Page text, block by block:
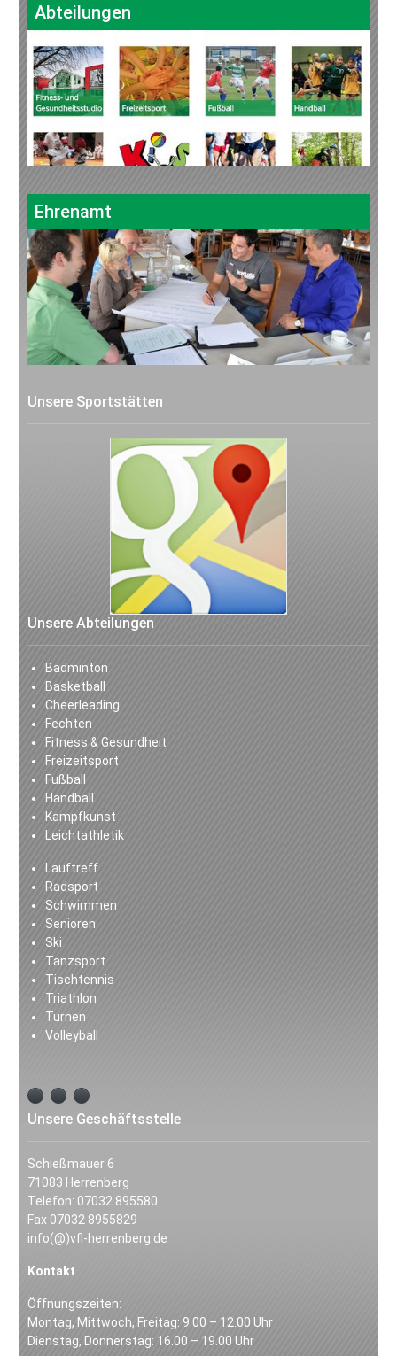
Abteilungen
Ehrenamt
Unsere Sportstätten
Unsere Abteilungen
Badminton
Basketball
Cheerleading
Fechten
Fitness & Gesundheit
Freizeitsport
Fußball
Handball
Kampfkunst
Leichtathletik
Lauftreff
Radsport
Schwimmen
Senioren
Ski
Tanzsport
Tischtennis
Triathlon
Turnen
Volleyball
Unsere Geschäftsstelle
Schießmauer 6
71083 Herrenberg
Telefon: 07032 895580
Fax 07032 8955829
info(@)vfl-herrenberg.de
Kontakt
Öffnungszeiten:
Montag, Mittwoch, Freitag: 9.00 – 12.00 Uhr
Dienstag, Donnerstag: 16.00 – 19.00 Uhr